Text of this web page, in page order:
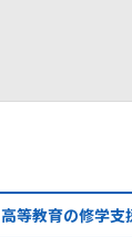
高等教育の修学支